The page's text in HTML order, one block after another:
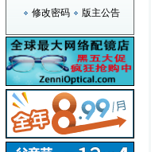
修改密码
版主公告